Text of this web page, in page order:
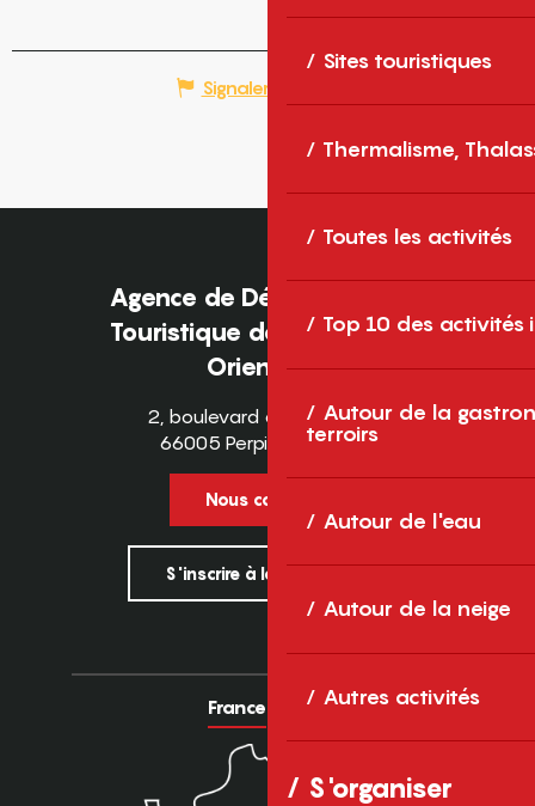
Sites touristiques
Thermalisme,
Toutes les activités
Top 10 des activités
Autour de la
terroirs
Autour de l'eau
Autour de la neige
Autres activités
S'organiser
Signaler une erreur
Agence de Développement
Touristique des Pyrénées-
Orientales
2, boulevard des Pyrénées
66005 Perpignan Cedex
Nous contacter
S'inscrire à la newsletter
France Europe